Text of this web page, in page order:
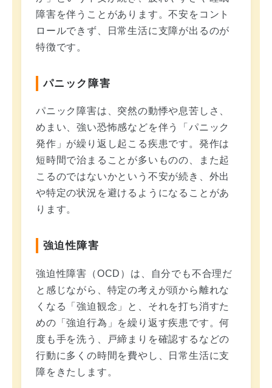
障害を伴うことがあります。不安をコント
ロールできず、日常生活に支障が出るのが
特徴です。
パニック障害
パニック障害は、突然の動悸や息苦しさ、
めまい、強い恐怖感などを伴う「パニック
発作」が繰り返し起こる疾患です。発作は
短時間で治まることが多いものの、また起
こるのではないかという不安が続き、外出
や特定の状況を避けるようになることがあ
ります。
強迫性障害
強迫性障害（OCD）は、自分でも不合理だ
と感じながら、特定の考えが頭から離れな
くなる「強迫観念」と、それを打ち消すた
めの「強迫行為」を繰り返す疾患です。何
度も手を洗う、戸締まりを確認するなどの
行動に多くの時間を費やし、日常生活に支
障をきたします。